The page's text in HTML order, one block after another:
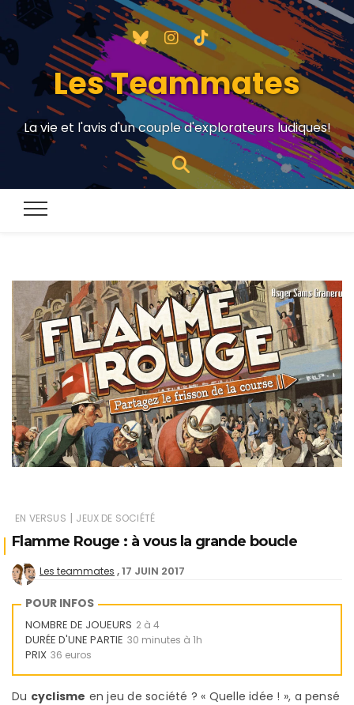
Les Teammates
La vie et l'avis d'un couple d'explorateurs ludiques!
EN VERSUS | JEUX DE SOCIÉTÉ
Flamme Rouge : à vous la grande boucle
Les teammates 17 JUIN 2017
POUR INFOS
NOMBRE DE JOUEURS 2 à 4
DURÉE D'UNE PARTIE 30 minutes à 1h
PRIX 36 euros
Du cyclisme en jeu de société ? « Quelle idée ! », a pensé